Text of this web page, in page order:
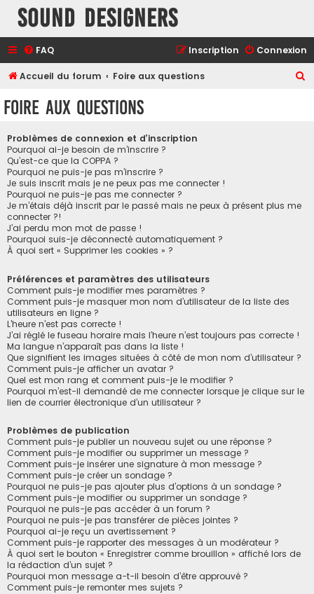
Sound Designers
FAQ Connexion
Inscription
Accueil du forum Foire aux questions
Foire aux questions
Problèmes de connexion et d’inscription
Pourquoi ai-je besoin de m’inscrire ?
Qu’est-ce que la COPPA ?
Pourquoi ne puis-je pas m’inscrire ?
Je suis inscrit mais je ne peux pas me connecter !
Pourquoi ne puis-je pas me connecter ?
Je m’étais déjà inscrit par le passé mais ne peux à présent plus me
connecter ?!
J’ai perdu mon mot de passe !
Pourquoi suis-je déconnecté automatiquement ?
À quoi sert « Supprimer les cookies » ?
Préférences et paramètres des utilisateurs
Comment puis-je modifier mes paramètres ?
Comment puis-je masquer mon nom d’utilisateur de la liste des
utilisateurs en ligne ?
L’heure n’est pas correcte !
J’ai réglé le fuseau horaire mais l’heure n’est toujours pas correcte !
Ma langue n’apparaît pas dans la liste !
Que signifient les images situées à côté de mon nom d’utilisateur ?
Comment puis-je afficher un avatar ?
Quel est mon rang et comment puis-je le modifier ?
Pourquoi m’est-il demandé de me connecter lorsque je clique sur le
lien de courrier électronique d’un utilisateur ?
Problèmes de publication
Comment puis-je publier un nouveau sujet ou une réponse ?
Comment puis-je modifier ou supprimer un message ?
Comment puis-je insérer une signature à mon message ?
Comment puis-je créer un sondage ?
Pourquoi ne puis-je pas ajouter plus d’options à un sondage ?
Comment puis-je modifier ou supprimer un sondage ?
Pourquoi ne puis-je pas accéder à un forum ?
Pourquoi ne puis-je pas transférer de pièces jointes ?
Pourquoi ai-je reçu un avertissement ?
Comment puis-je rapporter des messages à un modérateur ?
À quoi sert le bouton « Enregistrer comme brouillon » affiché lors de
la rédaction d’un sujet ?
Pourquoi mon message a-t-il besoin d’être approuvé ?
Comment puis-je remonter mes sujets ?